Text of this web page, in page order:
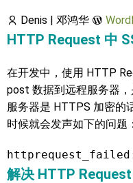
Denis | 邓鸿华
HTTP Request 中
在开发中，使用 HTTP
post 数据到远程服务器
服务器是 HTTPS 加密的
时候就会发声如下的问题：
解决 HTTP